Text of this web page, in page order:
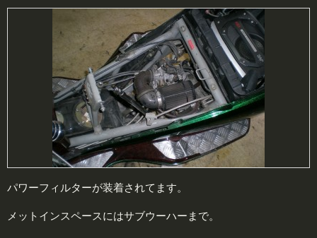
パワーフィルターが装着されてます。
メットインスペースにはサブウーハーまで。